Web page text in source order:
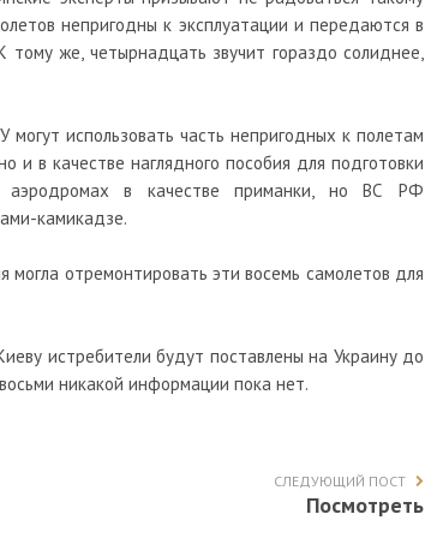
непригодны к эксплуатации и передаются в
же, четырнадцать звучит гораздо солиднее,
могут использовать часть непригодных к полетам
и в качестве наглядного пособия для подготовки
аэродромах в качестве приманки, но ВС РФ
камикадзе.
отремонтировать эти восемь самолетов для
истребители будут поставлены на Украину до
никакой информации пока нет.
СЛЕДУЮЩИЙ ПОСТ
Посмотреть